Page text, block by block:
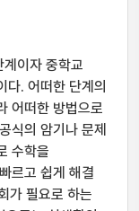
이자 중학교
다. 어떠한 단계의
어떠한 방법으로
식의 암기나 문제
수학을
르고 쉽게 해결
가 필요로 하는